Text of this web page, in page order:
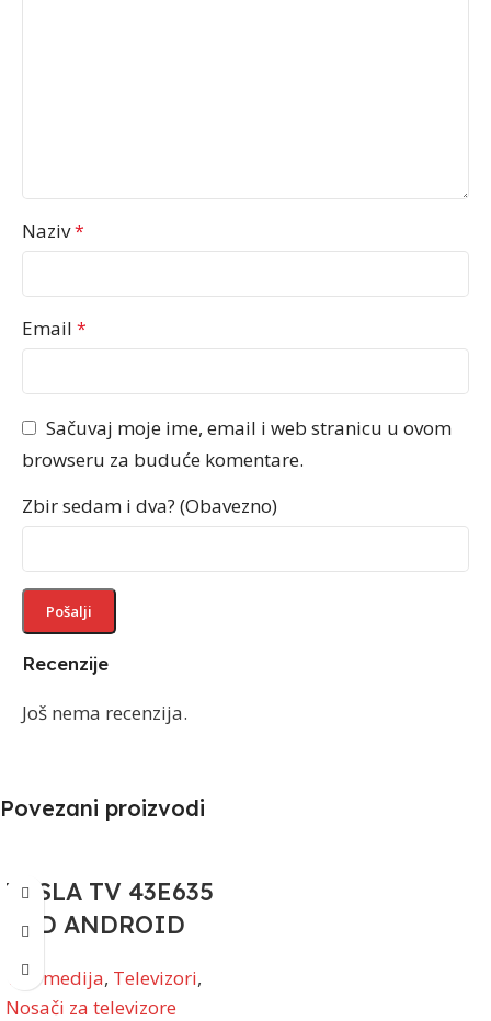
Recenzije
Još nema recenzija.
Naziv*
Email *
Sačuvaj moje ime, email i web stranicu u ovom
browseru za buduće komentare.
Zbir sedam i dva? (Obavezno)
Povezani proizvodi
TESLA TV 43E635
FHD ANDROID
TV i medija, Televizori,
Nosači za televizore